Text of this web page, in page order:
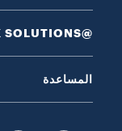
@WORK SOLUTIONS
المساعدة